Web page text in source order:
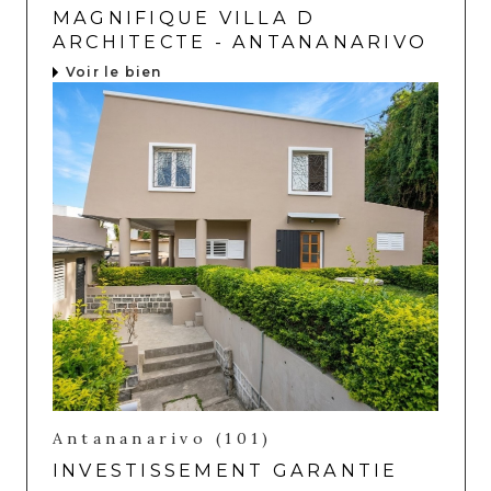
MAGNIFIQUE VILLA D
ARCHITECTE - ANTANANARIVO
Voir le bien
Antananarivo (101)
INVESTISSEMENT GARANTIE